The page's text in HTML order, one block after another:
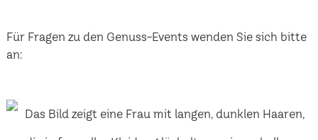
Für Fragen zu den Genuss-Events wenden Sie sich bitte
an: